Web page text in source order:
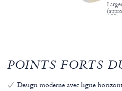
POINTS FORTS
Design moderne avec ligne